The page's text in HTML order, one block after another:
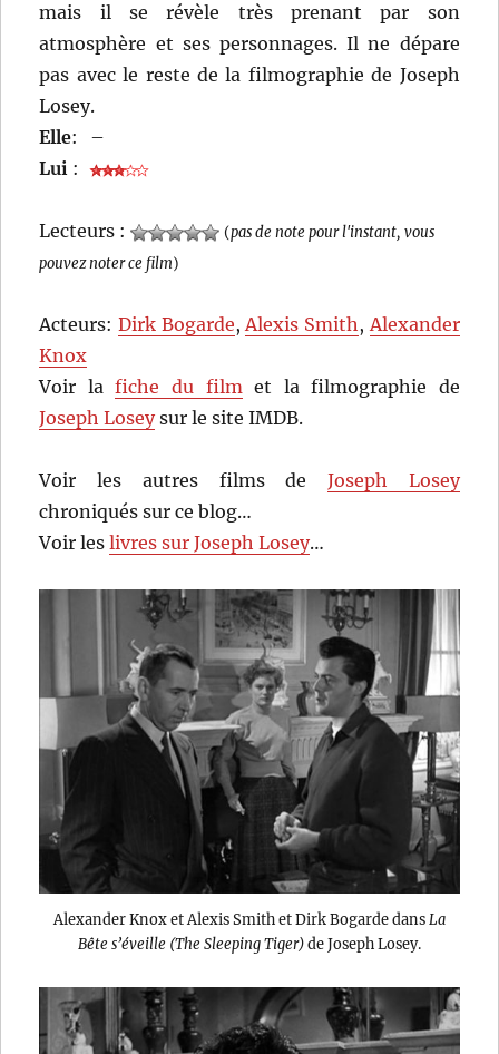
mais il se révèle très prenant par son
atmosphère et ses personnages. Il ne dépare
pas avec le reste de la filmographie de Joseph
Losey.
Elle:
–
Lui :
Lecteurs : (pas de note pour l'instant, vous
pouvez noter ce film)
Acteurs: Dirk Bogarde,Alexis Smith,Alexander
Knox
Voir lafiche du filmet la filmographie de
Joseph Loseysur le site IMDB.
Voir les autres films de Joseph Losey
chroniqués sur ce blog…
Voir leslivres sur Joseph Losey…
Alexander Knox et Alexis Smith et Dirk Bogarde dans La
Bête s’éveille (The Sleeping Tiger)de Joseph Losey.